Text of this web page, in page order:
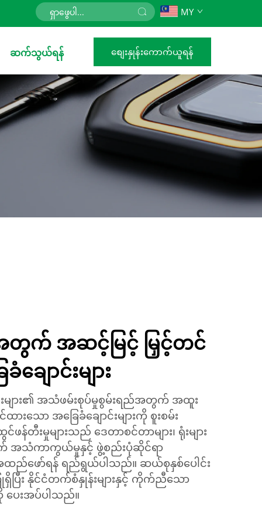
MY
ဆက်သွယ်ရန် စျေးနှုန်းကောက်ယူရန်
က် အဆင့်မြင့် မြှင့်တင်
ျောင်းများ
များ၏ အသံဖမ်းစုပ်မှုစွမ်းရည်အတွက် အထူး
းသော အခြေခံချောင်းများကို စူးစမ်း
တီးမှုများသည် ဒေတာစင်တာများ၊ ရုံးများ
က် အသံကာကွယ်မှုနှင့် ဖွဲ့စည်းပုံဆိုင်ရာ
ည်ဖော်ရန် ရည်ရွယ်ပါသည်။ ဆယ်စုနှစ်ပေါင်း
ပြီး နိုင်ငံတက်စံနှုန်းများနှင့် ကိုက်ညီသော
ပေးအပ်ပါသည်။